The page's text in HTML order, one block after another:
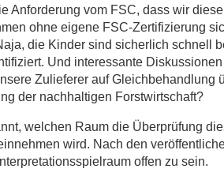
Anforderung vom FSC, dass wir
ohne eigene FSC-Zertifizierung
die Kinder sind sicherlich schnell
Und interessante
Zulieferer auf Gleichbehandlung
der nachhaltigen Forstwirtschaft?
welchen Raum die Überprüfung
wird. Nach den
offen zu sein.